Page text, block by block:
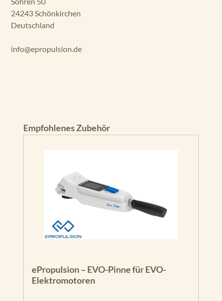
24243 Schönkirchen
Deutschland
info@epropulsion.de
Produktgalerie überspringen
Empfohlenes Zubehör
ePropulsion – EVO-Pinne für EVO-
Elektromotoren